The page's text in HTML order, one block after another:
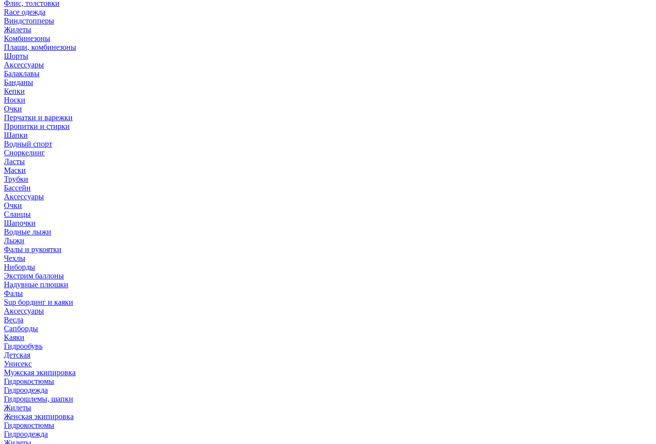
Флис, толстовки
Race одежда
Виндстопперы
Жилеты
Комбинезоны
Плащи, комбинезоны
Шорты
Аксессуары
Балаклавы
Банданы
Кепки
Носки
Очки
Перчатки и варежки
Пропитки и стирки
Шапки
Водный спорт
Сноркелинг
Ласты
Маски
Трубки
Бассейн
Аксессуары
Очки
Сланцы
Шапочки
Водные лыжи
Лыжи
Фалы и рукоятки
Чехлы
Ниборды
Экстрим баллоны
Надувные плюшки
Фалы
Sup бординг и каяки
Аксессуары
Весла
Сапборды
Каяки
Гидрообувь
Детская
Унисекс
Мужская экипировка
Гидрокостюмы
Гидроодежда
Гидрошлемы, шапки
Жилеты
Женская экипировка
Гидрокостюмы
Гидроодежда